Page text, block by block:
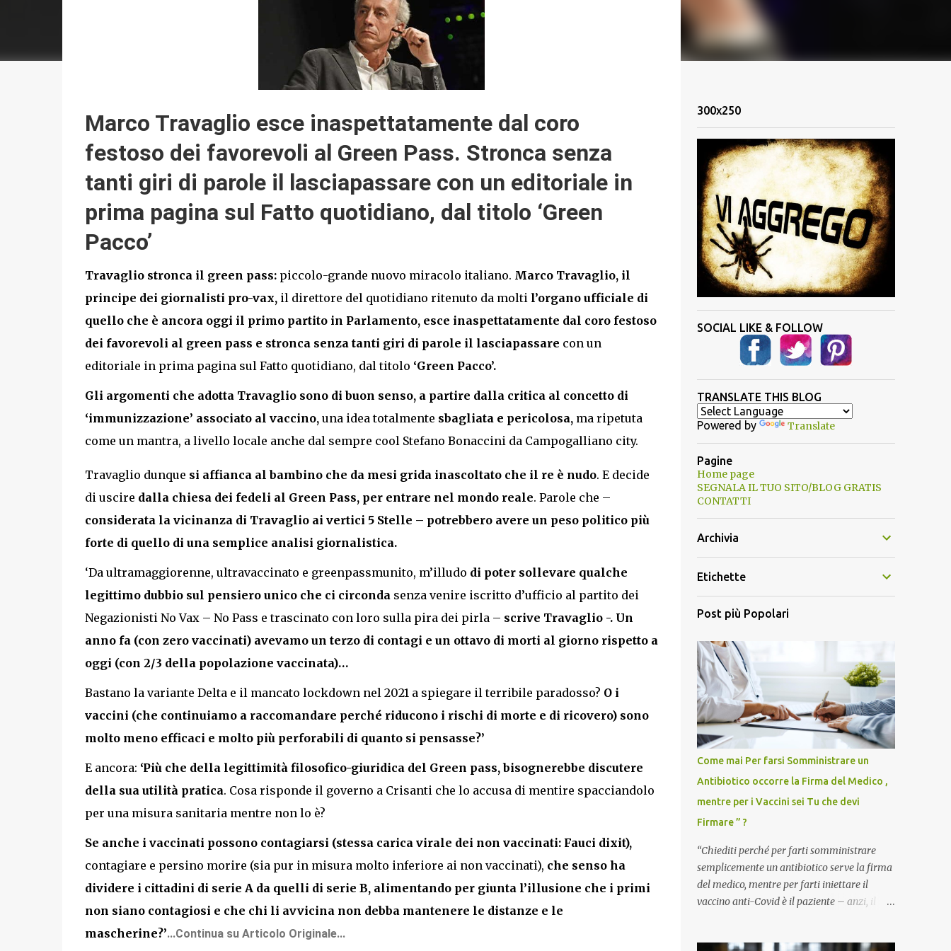
Marco Travaglio esce inaspettatamente dal coro
festoso dei favorevoli al Green Pass. Stronca senza
tanti giri di parole il lasciapassare con un editoriale in
prima pagina sul Fatto quotidiano, dal titolo ‘Green
Pacco’
Travaglio stronca il green pass:piccolo-grande nuovo miracolo italiano. Marco Travaglio, il
principe dei giornalisti pro-vax, il direttore del quotidiano ritenuto da molti l’organo ufficiale di
quello che è ancora oggi il primo partito in Parlamento, esce inaspettatamente dal coro festoso
dei favorevoli al green pass e stronca senza tanti giri di parole il lasciapassare con un
editoriale in prima pagina sul Fatto quotidiano, dal titolo ‘Green Pacco’.
Gli argomenti che adotta Travaglio sono di buon senso, a partire dalla critica al concetto di
‘immunizzazione’ associato al vaccino,una idea totalmente sbagliata e pericolosa,ma ripetuta
come un mantra, a livello locale anche dal sempre cool Stefano Bonaccini da Campogalliano city.
Travaglio dunque si affianca al bambino che da mesi grida inascoltato che il re è nudo. E decide
di uscire dalla chiesa dei fedeli al Green Pass, per entrare nel mondo reale. Parole che –
considerata la vicinanza di Travaglio ai vertici 5 Stelle – potrebbero avere un peso politico più
forte di quello di una semplice analisi giornalistica.
‘Da ultramaggiorenne, ultravaccinato e greenpassmunito, m’illudo di poter sollevare qualche
legittimo dubbio sul pensiero unico che ci circondasenza venire iscritto d’ufficio al partito dei
Negazionisti No Vax – No Pass e trascinato con loro sulla pira dei pirla – scrive Travaglio -. Un
anno fa (con zero vaccinati) avevamo un terzo di contagi e un ottavo di morti al giorno rispetto a
oggi (con 2/3 della popolazione vaccinata)…
Bastano la variante Delta e il mancato lockdown nel 2021 a spiegare il terribile paradosso? O i
vaccini (che continuiamo a raccomandare perché riducono i rischi di morte e di ricovero) sono
molto meno efficaci e molto più perforabili di quanto si pensasse?’
E ancora: ‘Più che della legittimità filosofico-giuridica del Green pass, bisognerebbe discutere
della sua utilità pratica. Cosa risponde il governo a Crisanti che lo accusa di mentire spacciandolo
per una misura sanitaria mentre non lo è?
Se anche i vaccinati possono contagiarsi (stessa carica virale dei non vaccinati: Fauci dixit),
contagiare e persino morire (sia pur in misura molto inferiore ai non vaccinati), che senso ha
dividere i cittadini di serie A da quelli di serie B, alimentando per giunta l’illusione che i primi
non siano contagiosi e che chi li avvicina non debba mantenere le distanze e le
mascherine?’...Continua su Articolo Originale...
300x250
SOCIAL LIKE & FOLLOW
TRANSLATE THIS BLOG
Powered by Translate
Pagine
Home page
SEGNALA IL TUO SITO/BLOG GRATIS
CONTATTI
Archivia
Etichette
Post più Popolari
Come mai Per farsi Somministrare un
Antibiotico occorre la Firma del Medico ,
mentre per i Vaccini sei Tu che devi
Firmare ” ?
“Chiediti perché per farti somministrare
semplicemente un antibiotico serve la firma
del medico, mentre per farti iniettare il
vaccino anti-Covid è il paziente – anzi, il